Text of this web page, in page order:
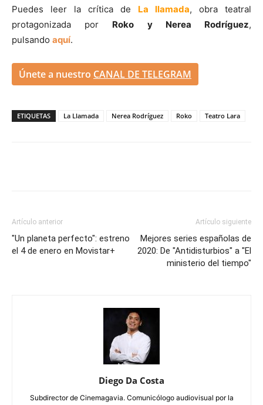
Puedes leer la crítica de La llamada, obra teatral
protagonizada por Roko y Nerea Rodríguez,
pulsando aquí.
Únete a nuestro CANAL DE TELEGRAM
ETIQUETAS La Llamada Nerea Rodríguez Roko Teatro Lara
Artículo anterior
"Un planeta perfecto": estreno
el 4 de enero en Movistar+
Artículo siguiente
Mejores series españolas de
2020: De "Antidisturbios" a "El
ministerio del tiempo"
Diego Da Costa
Subdirector de Cinemagavia. Comunicólogo audiovisual por la